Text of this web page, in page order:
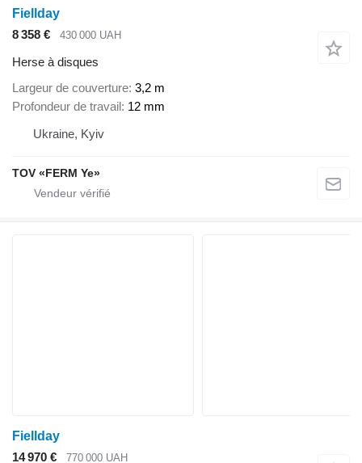
Fiellday
8 358 €
430 000 UAH
Herse à disques
Largeur de couverture 3,2 m
Profondeur de travail 12 mm
Ukraine, Kyiv
TOV «FERM Ye»
Fiellday
14 970 €
770 000 UAH